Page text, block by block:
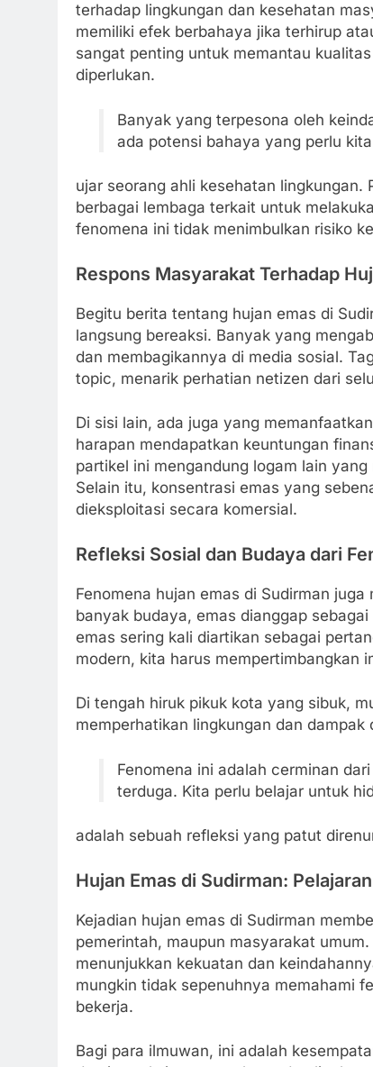
terhadap lingkungan dan kesehatan
memiliki efek berbahaya jika terhirup
sangat penting untuk memantau
diperlukan.
Banyak yang terpesona oleh
ada potensi bahaya yang perlu
ujar seorang ahli kesehatan lingkungan.
berbagai lembaga terkait untuk
fenomena ini tidak menimbulkan risiko
Respons Masyarakat Terhadap
Begitu berita tentang hujan emas di
langsung bereaksi. Banyak yang
dan membagikannya di media sosial.
topic, menarik perhatian netizen dari
Di sisi lain, ada juga yang
harapan mendapatkan keuntungan
partikel ini mengandung logam lain
Selain itu, konsentrasi emas yang
dieksploitasi secara komersial.
Refleksi Sosial dan Budaya dari
Fenomena hujan emas di Sudirman
banyak budaya, emas dianggap
emas sering kali diartikan sebagai
modern, kita harus mempertimbangkan
Di tengah hiruk pikuk kota yang sibuk,
memperhatikan lingkungan dan
Fenomena ini adalah cerminan
terduga. Kita perlu belajar untuk
adalah sebuah refleksi yang patut
Hujan Emas di Sudirman:
Kejadian hujan emas di Sudirman
pemerintah, maupun masyarakat
menunjukkan kekuatan dan
mungkin tidak sepenuhnya memahami
bekerja.
Bagi para ilmuwan, ini adalah